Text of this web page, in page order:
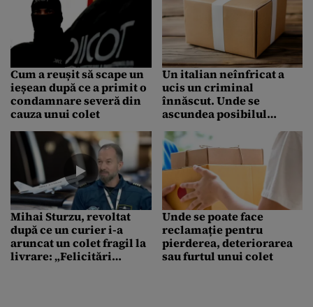
Cum a reușit să scape un
ieșean după ce a primit o
condamnare severă din
cauza unui colet
Un italian neînfricat a
ucis un criminal
înnăscut. Unde se
ascundea posibilul
Mihai Sturzu, revoltat
după ce un curier i-a
aruncat un colet fragil la
livrare: „Felicitări
Unde se poate face
reclamație pentru
pierderea, deteriorarea
sau furtul unui colet